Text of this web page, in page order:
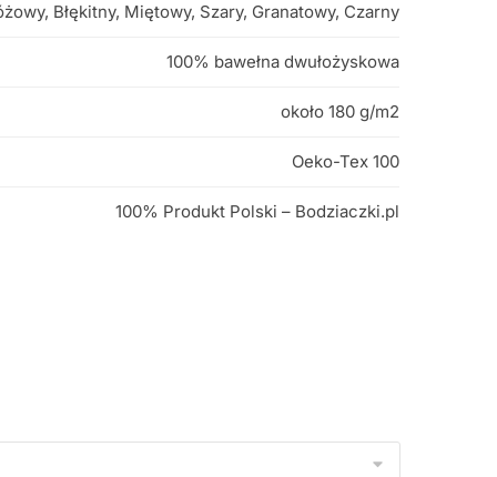
Błękitny, Miętowy, Szary, Granatowy, Czarny
100% bawełna dwułożyskowa
około 180 g/m2
Oeko-Tex 100
100% Produkt Polski – Bodziaczki.pl